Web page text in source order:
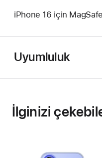
iPhone 16 için
Uyumluluk
İlginizi